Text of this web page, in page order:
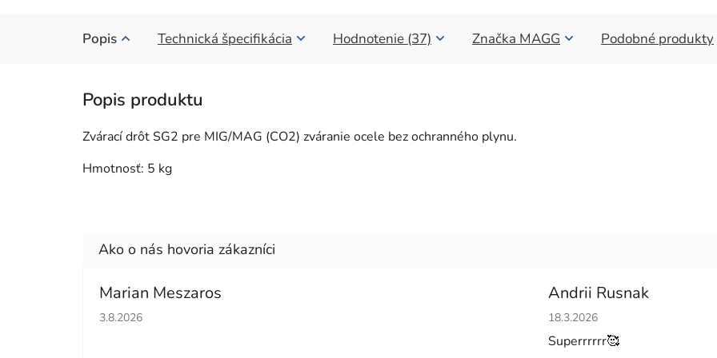
Popis Technická špecifikácia Hodnotenie (37) Značka MAGG Podobné produkty
Zvárací drôt SG2 pre MIG/MAG (CO2) zváranie ocele bez ochranného plynu.
Hmotnosť: 5 kg
Marian Meszaros
Hodnotenie obchodu je 5 z 5 hviezdičiek.
3.8.2026
Andrii Rusnak
Hodnotenie obchodu je 5 z 5
18.3.2026
Superrrrrr🥰